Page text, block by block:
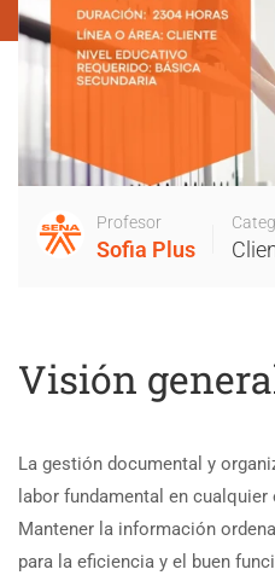
Profesor
Sofia Plus
Visión
La gestión documental y
labor fundamental en
Mantener la información
para la eficiencia y el buen